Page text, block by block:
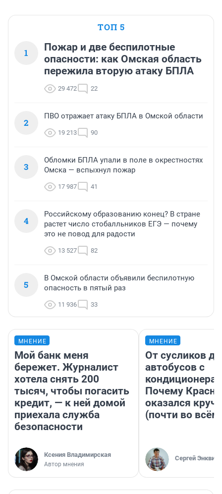
ТОП 5
1
Пожар и две беспилотные
опасности: как Омская область
пережила вторую атаку БПЛА
29 472 22
2
ПВО отражает атаку БПЛА в Омской области
19 213 90
3
Обломки БПЛА упали в поле в окрестностях
Омска — вспыхнул пожар
17 987 41
4
Российскому образованию конец? В стране
растет число стобалльников ЕГЭ — почему
это не повод для радости
13 527 82
5
В Омской области объявили беспилотную
опасность в пятый раз
11 936 33
МНЕНИЕ
Мой банк меня
бережет. Журналист
хотела снять 200
тысяч, чтобы погасить
кредит, — к ней домой
приехала служба
безопасности
Ксения Владимирская
Автор мнения
МНЕНИЕ
От сусликов до
автобусов с
Почему
оказался
(почти во
Сергей Энквист